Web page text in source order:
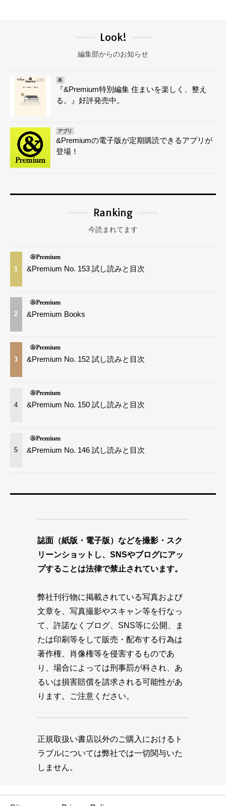
Look!
編集部からのお知らせ
本
『&Premium特別編集 住まいを楽しく、整え
る。』好評発売中。
アプリ
&Premiumの電子版が定期購読できるアプリが
登場！
Ranking
今読まれてます
1 &Premium No. 153 試し読みと目次
2 &Premium Books
3 &Premium No. 152 試し読みと目次
4 &Premium No. 150 試し読みと目次
5 &Premium No. 146 試し読みと目次
誌面（紙版・電子版）などを撮影・スク
リーンショットし、SNSやブログにアッ
プすることは法律で禁止されています。
弊社刊行物に掲載されている写真および
文章を、写真撮影やスキャン等を行なっ
て、許諾なくブログ、SNS等に公開、ま
たは印刷等をして販売・配布する行為は
著作権、肖像権等を侵害するものであ
り、場合によっては刑事罰が科され、あ
るいは損害賠償を請求される可能性があ
ります。ご注意ください。
正規取扱い書店以外のご購入におけるト
ラブルについては弊社では一切関与いた
しません。